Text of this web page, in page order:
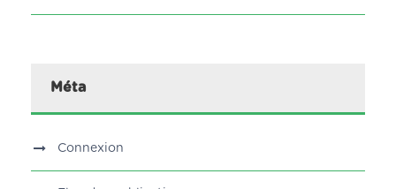
Méta
Connexion